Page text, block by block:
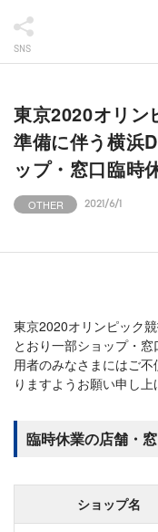
SNS
東京2020オリン
準備に伴う横浜
ップ・窓口臨時
OTHER 2021/6/1
東京2020オリンピック
とおり一部ショップ・
用者のみなさまにはご
りますようお願い申し上
臨時休業の店舗・
ショップ名